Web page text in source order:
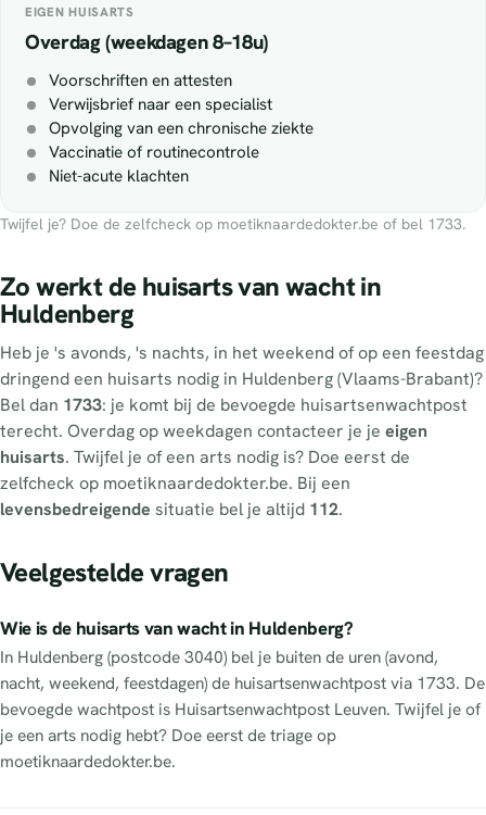
EIGEN HUISARTS
Overdag (weekdagen 8–18u)
Voorschriften en attesten
Verwijsbrief naar een specialist
Opvolging van een chronische ziekte
Vaccinatie of routinecontrole
Niet-acute klachten
Twijfel je? Doe de zelfcheck op moetiknaardedokter.be of bel 1733.
Zo werkt de huisarts van wacht in
Huldenberg
Heb je 's avonds, 's nachts, in het weekend of op een feestdag
dringend een huisarts nodig in Huldenberg (Vlaams-Brabant)?
Bel dan 1733: je komt bij de bevoegde huisartsenwachtpost
terecht. Overdag op weekdagen contacteer je je eigen
huisarts. Twijfel je of een arts nodig is? Doe eerst de
zelfcheck op moetiknaardedokter.be. Bij een
levensbedreigende situatie bel je altijd 112.
Veelgestelde vragen
Wie is de huisarts van wacht in Huldenberg?
In Huldenberg (postcode 3040) bel je buiten de uren (avond,
nacht, weekend, feestdagen) de huisartsenwachtpost via 1733. De
bevoegde wachtpost is Huisartsenwachtpost Leuven. Twijfel je of
je een arts nodig hebt? Doe eerst de triage op
moetiknaardedokter.be.